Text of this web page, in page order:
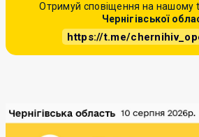
Отримуй сповіщення на нашому
Чернігівської
https://t.me/